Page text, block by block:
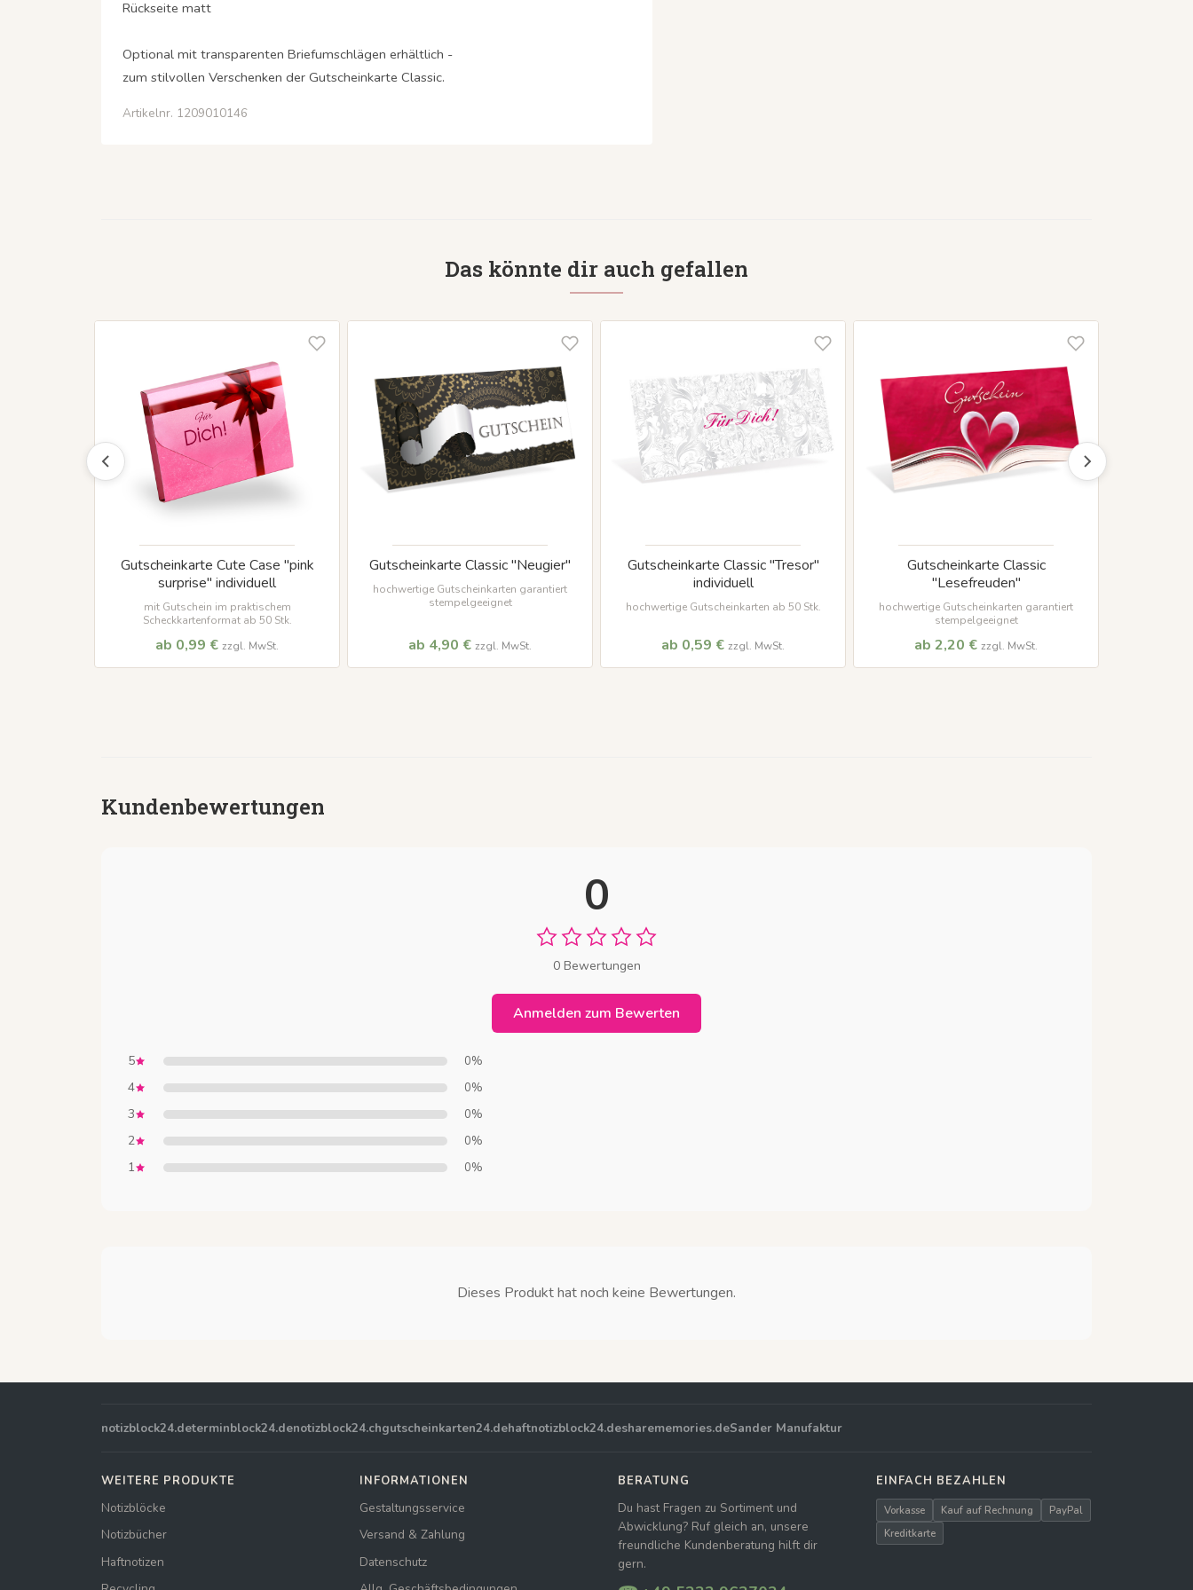
Rückseite matt
Optional mit transparenten Briefumschlägen erhältlich -
zum stilvollen Verschenken der Gutscheinkarte Classic.
Artikelnr. 1209010146
Das könnte dir auch gefallen
Gutscheinkarte Cute Case "pink
surprise" individuell
mit Gutschein im praktischem
Scheckkartenformat ab 50 Stk.
ab 0,99 € zzgl. MwSt.
Gutscheinkarte Classic "Neugier"
hochwertige Gutscheinkarten garantiert
stempelgeeignet
ab 4,90 € zzgl. MwSt.
Gutscheinkarte Classic "Tresor"
individuell
hochwertige Gutscheinkarten ab 50 Stk.
ab 0,59 € zzgl. MwSt.
Gutscheinkarte Classic
"Lesefreuden"
hochwertige Gutscheinkarten garantiert
stempelgeeignet
ab 2,20 € zzgl. MwSt.
Kundenbewertungen
0
0 Bewertungen
Anmelden zum Bewerten
5 0%
4 0%
3 0%
2 0%
1 0%
Dieses Produkt hat noch keine Bewertungen.
notizblock24.determinblock24.denotizblock24.chgutscheinkarten24.dehaftnotizblock24.desharememories.deSander Manufaktur
WEITERE PRODUKTE
Notizblöcke
Notizbücher
Haftnotizen
INFORMATIONEN
Gestaltungsservice
Versand & Zahlung
Datenschutz
BERATUNG
Du hast Fragen zu Sortiment und
Abwicklung? Ruf gleich an, unsere
freundliche Kundenberatung hilft dir
gern.
EINFACH BEZAHLEN
Vorkasse Kauf auf Rechnung
PayPal
Kreditkarte